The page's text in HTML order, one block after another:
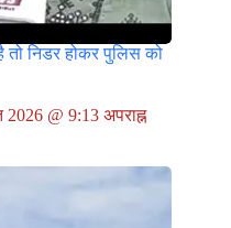
निडर होकर पुलिस को
@ 9:13 अपराह्न